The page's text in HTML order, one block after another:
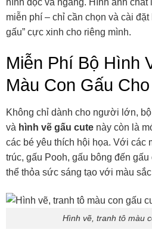
hình dọc và ngang. Hình ảnh chất
miễn phí – chỉ cần chọn và cài đặt
gấu” cực xinh cho riêng mình.
Miễn Phí Bộ Hình
Màu Con Gấu
Không chỉ dành cho người lớn, bộ
và hình vẽ gấu cute này còn là
các bé yêu thích hội họa. Với các
trúc, gấu Pooh, gấu bông đến
thể thỏa sức sáng tạo với màu
Hình vẽ, tranh tô màu